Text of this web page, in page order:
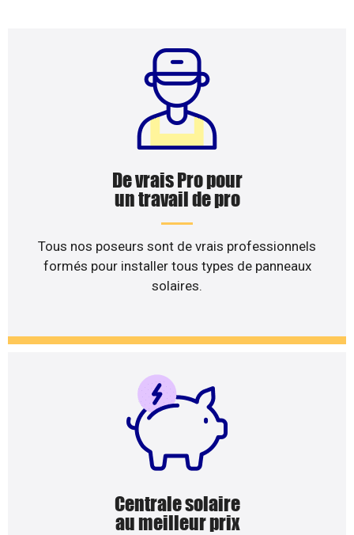
De vrais Pro pour
un travail de pro
Tous nos poseurs sont de vrais professionnels
formés pour installer tous types de panneaux
solaires.
Centrale solaire
au meilleur prix